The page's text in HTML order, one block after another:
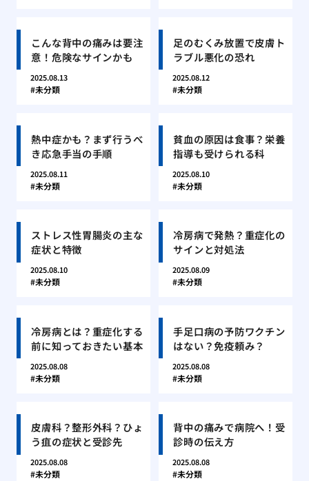
こんな背中の痛みは要注
意！危険なサインかも
2025.08.13
未分類
足のむくみ放置で皮膚ト
ラブル悪化の恐れ
2025.08.12
未分類
熱中症かも？まず行うべ
き応急手当の手順
2025.08.11
未分類
貧血の原因は食事？栄養
指導も受けられる科
2025.08.10
未分類
ストレス性胃腸炎の主な
症状と特徴
2025.08.10
未分類
冷房病で発熱？重症化の
サインと対処法
2025.08.09
未分類
冷房病とは？重症化する
前に知っておきたい基本
2025.08.08
未分類
手足口病の予防ワクチン
はない？免疫頼み？
2025.08.08
未分類
皮膚科？整形外科？ひょ
う疽の症状と受診先
2025.08.08
未分類
背中の痛みで病院へ！受
診時の伝え方
2025.08.08
未分類